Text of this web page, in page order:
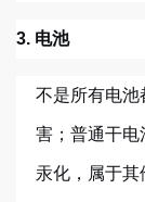
3. 电池
不是所有电池
害；普通干电
汞化，属于